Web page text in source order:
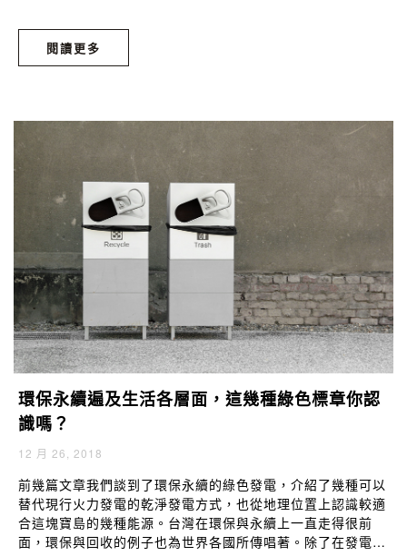
耗、使用的物品材質最大宗，可以回收的塑膠在成份區分下又
有許多種，政府也因此制定了7類標準的塑膠回收品項，以供
垃圾處理業者在回收處理上，能夠讓這些塑膠回收品更有效率
閱讀更多
環保永續遍及生活各層面，這幾種綠色標章你認
識嗎？
12 月 26, 2018
前幾篇文章我們談到了環保永續的綠色發電，介紹了幾種可以
替代現行火力發電的乾淨發電方式，也從地理位置上認識較適
合這塊寶島的幾種能源。台灣在環保與永續上一直走得很前
面，環保與回收的例子也為世界各國所傳唱著。除了在發電方